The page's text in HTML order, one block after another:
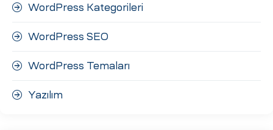
WordPress Kategorileri
WordPress SEO
WordPress Temaları
Yazılım